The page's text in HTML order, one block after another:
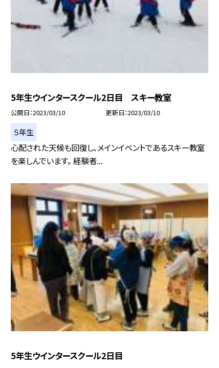
5年生ウインタースクール2日目 スキー教室
公開日 2023/03/10 更新日 2023/03/10
５年生
心配された天候も回復し、メインイベントであるスキー教室
を楽しんでいます。 経験者...
5年生ウインタースクール2日目